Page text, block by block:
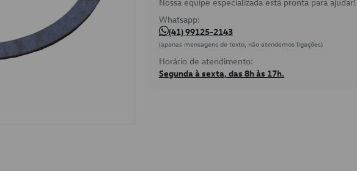
Whatsapp:
(41) 99125-2143
(apenas mensagens de texto, não atendemos ligações)
Horário de atendimento:
Segunda à sexta, das 8h às 17h.